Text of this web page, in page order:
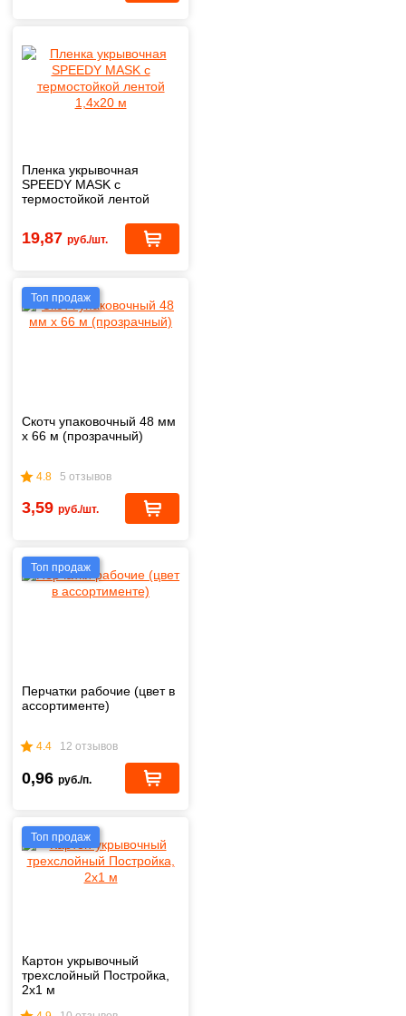
Пленка укрывочная
SPEEDY MASK с
термостойкой лентой
19,87 руб./шт.
Топ продаж
Скотч упаковочный 48 мм
х 66 м (прозрачный)
4.8 5 отзывов
3,59 руб./шт.
Топ продаж
Перчатки рабочие (цвет в
ассортименте)
4.4 12 отзывов
0,96 руб./п.
Топ продаж
Картон укрывочный
трехслойный Постройка,
2х1 м